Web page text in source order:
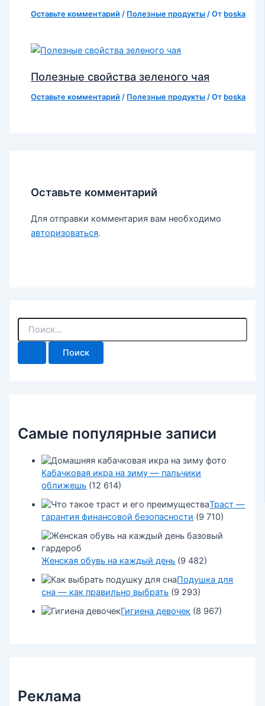
Оставьте комментарий / Полезные продукты / От boska
Полезные свойства зеленого чая
Оставьте комментарий / Полезные продукты / От boska
Оставьте комментарий
Для отправки комментария вам необходимо
авторизоваться.
П
и
Самые популярные записи
Кабачковая икра на зиму — пальчики
оближешь (12 614)
Траст —
гарантия финансовой безопасности (9 710)
Женская обувь на каждый день (9 482)
Подушка для
сна — как правильно выбрать (9 293)
Гигиена девочек (8 967)
Реклама